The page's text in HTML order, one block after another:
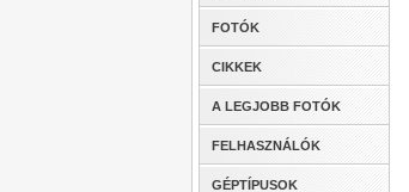
FOTÓK
CIKKEK
A LEGJOBB FOTÓK
FELHASZNÁLÓK
GÉPTÍPUSOK